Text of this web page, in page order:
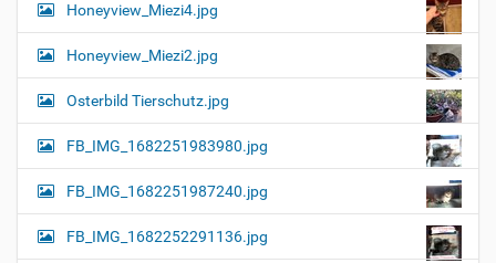
Honeyview_Miezi4.jpg
Honeyview_Miezi2.jpg
Osterbild Tierschutz.jpg
FB_IMG_1682251983980.jpg
FB_IMG_1682251987240.jpg
FB_IMG_1682252291136.jpg